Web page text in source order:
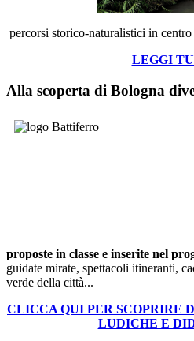
percorsi storico-naturalistici in
LEGGI
Alla scoperta di Bologna
proposte in classe e inserite nel
guidate mirate, spettacoli itineranti,
verde della città...
CLICCA QUI PER SCOPRIRE
LUDICHE E